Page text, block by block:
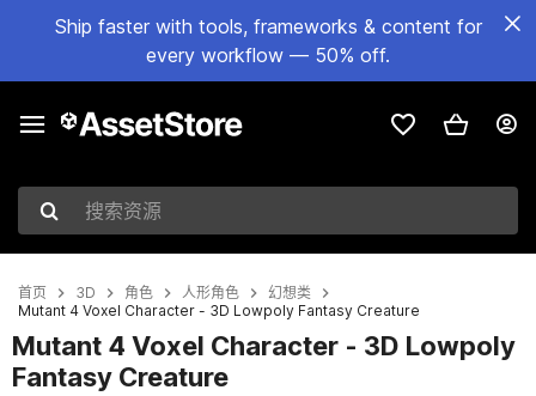
Ship faster with tools, frameworks & content for
every workflow — 50% off.
搜索资源
首页 3D 角色 人形角色
幻想类
Mutant 4 Voxel Character - 3D Lowpoly Fantasy Creature
Mutant 4 Voxel Character - 3D Lowpoly
Fantasy Creature